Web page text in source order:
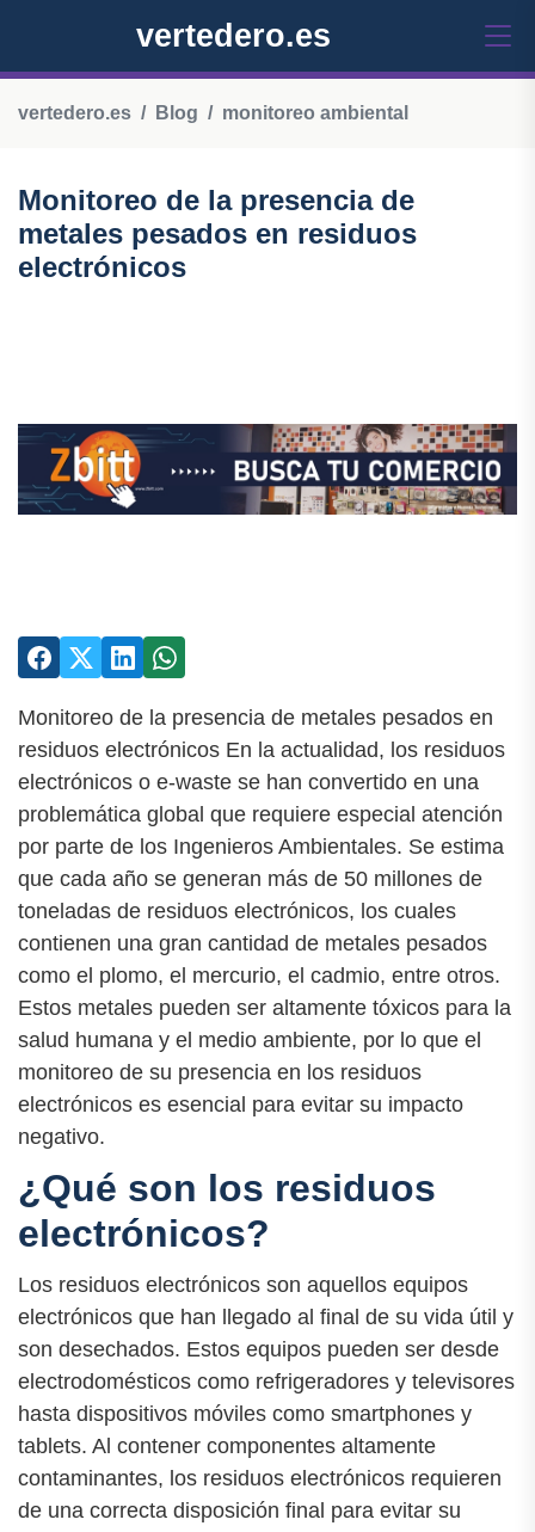
vertedero.es
vertedero.es Blog monitoreo ambiental
Monitoreo de la presencia de
metales pesados en residuos
electrónicos
Monitoreo de la presencia de metales pesados en
residuos electrónicos En la actualidad, los residuos
electrónicos o e-waste se han convertido en una
problemática global que requiere especial atención
por parte de los Ingenieros Ambientales. Se estima
que cada año se generan más de 50 millones de
toneladas de residuos electrónicos, los cuales
contienen una gran cantidad de metales pesados
como el plomo, el mercurio, el cadmio, entre otros.
Estos metales pueden ser altamente tóxicos para la
salud humana y el medio ambiente, por lo que el
monitoreo de su presencia en los residuos
electrónicos es esencial para evitar su impacto
negativo.
¿Qué son los residuos
electrónicos?
Los residuos electrónicos son aquellos equipos
electrónicos que han llegado al final de su vida útil y
son desechados. Estos equipos pueden ser desde
electrodomésticos como refrigeradores y televisores
hasta dispositivos móviles como smartphones y
tablets. Al contener componentes altamente
contaminantes, los residuos electrónicos requieren
de una correcta disposición final para evitar su